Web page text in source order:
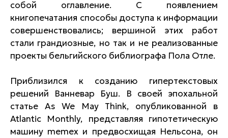
собой оглавление. С появлением
книгопечатания способы доступа к информации
совершенствовались; вершиной этих работ
стали грандиозные, но так и не реализованные
проекты бельгийского библиографа Пола Отле.
Приблизился к созданию гипертекстовых
решений Ванневар Буш. В своей эпохальной
статье As We May Think, опубликованной в
Atlantic Monthly, представляя гипотетическую
машину memex и предвосхищая Нельсона, он